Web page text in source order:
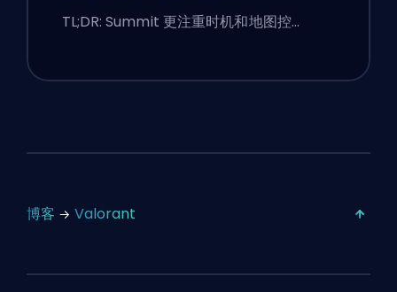
TL;DR: Summit 更注重时机和地图控…
博客 Valorant